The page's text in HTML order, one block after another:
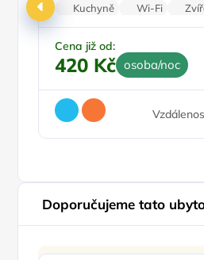
Kuchyně Wi-Fi
Nekuřácký objekt
Cena již od:
420 Kč osoba/noc
Doporučujeme tato